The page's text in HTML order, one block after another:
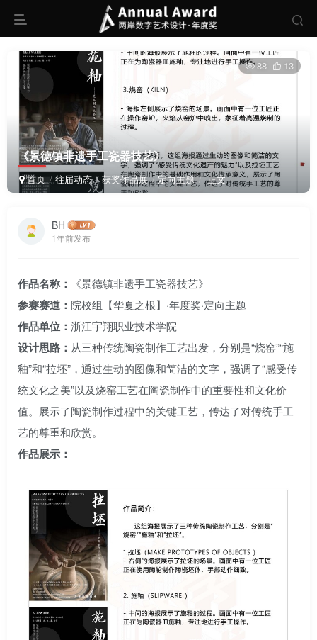
《景德镇非遗手工瓷器技艺》
首页 往届动态 获奖作品展 定向主题 正文
88 13
BH
1年前发布
作品名称： 《景德镇非遗手工瓷器技艺》
参赛赛道： 院校组【华夏之根】·年度奖·定向主题
作品单位： 浙江宇翔职业技术学院
设计思路： 从三种传统陶瓷制作工艺出发，分别是“烧窑”“施
釉”和“拉坯”，通过生动的图像和简洁的文字，强调了“感受传
统文化之美”以及烧窑工艺在陶瓷制作中的重要性和文化价
值。展示了陶瓷制作过程中的关键工艺，传达了对传统手工
艺的尊重和欣赏。
作品展示：